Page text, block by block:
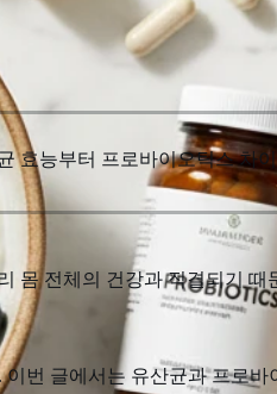
효능부터 프로바이오틱스 차
몸 전체의 건강과 직결되기
번 글에서는 유산균과 프로